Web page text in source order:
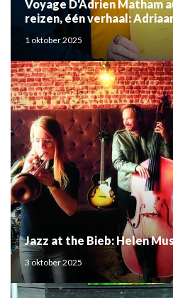
Voyage D'Adrien Matham
reizen, één verhaal:
Mouden
1 oktober 2025
Jazz at the Bieb: Helen
3 oktober 2025